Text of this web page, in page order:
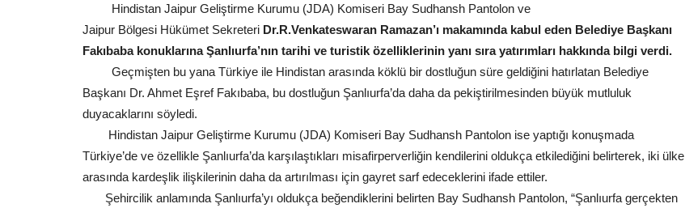
Hindistan Jaipur Geliştirme Kurumu (JDA) Komiseri Bay Sudhansh Pantolon ve
Jaipur Bölgesi Hükümet Sekreteri Dr.R.Venkateswaran Ramazan’ı makamında kabul eden Belediye Başkanı
Fakıbaba konuklarına Şanlıurfa’nın tarihi ve turistik özelliklerinin yanı sıra yatırımları hakkında bilgi verdi.
Geçmişten bu yana Türkiye ile Hindistan arasında köklü bir dostluğun süre geldiğini hatırlatan Belediye
Başkanı Dr. Ahmet Eşref Fakıbaba, bu dostluğun Şanlıurfa’da daha da pekiştirilmesinden büyük mutluluk
duyacaklarını söyledi.
Hindistan Jaipur Geliştirme Kurumu (JDA) Komiseri Bay Sudhansh Pantolon ise yaptığı konuşmada
Türkiye’de ve özellikle Şanlıurfa’da karşılaştıkları misafirperverliğin kendilerini oldukça etkilediğini belirterek, iki ülke
arasında kardeşlik ilişkilerinin daha da artırılması için gayret sarf edeceklerini ifade ettiler.
Şehircilik anlamında Şanlıurfa’yı oldukça beğendiklerini belirten Bay Sudhansh Pantolon, “Şanlıurfa gerçekten